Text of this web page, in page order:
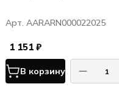
Арт. AARARN000022025
1 151 ₽
В корзину